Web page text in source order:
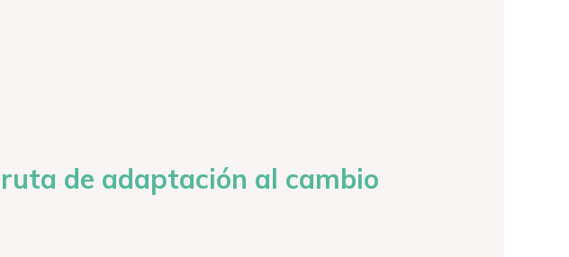
de adaptación al cambio